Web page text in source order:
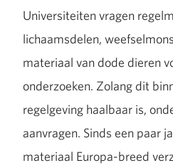
Universiteiten vragen
lichaamsdelen,
materiaal van dode dieren
onderzoeken. Zolang dit
regelgeving haalbaar is,
aanvragen. Sinds een paar
materiaal Europa-breed